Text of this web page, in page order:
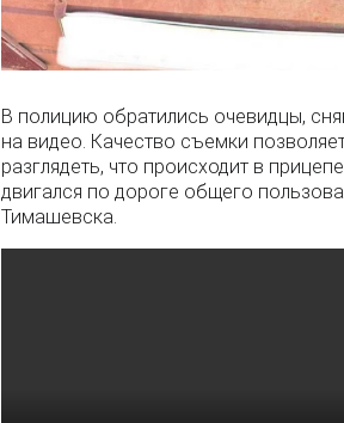
В полицию обратились очевидцы,
на видео. Качество съемки
разглядеть, что происходит в
двигался по дороге общего
Тимашевска.